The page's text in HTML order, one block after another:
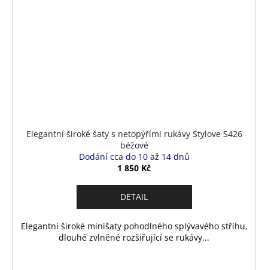
Elegantní široké šaty s netopýřími rukávy Stylove S426
béžové
Dodání cca do 10 až 14 dnů
1 850 Kč
DETAIL
Elegantní široké minišaty pohodlného splývavého střihu,
dlouhé zvlněné rozšiřující se rukávy...